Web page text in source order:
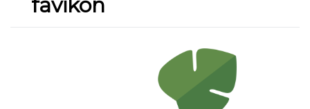
favikon